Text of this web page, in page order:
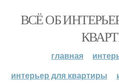
ВСЁ ОБ
главная
интерьер для квартиры